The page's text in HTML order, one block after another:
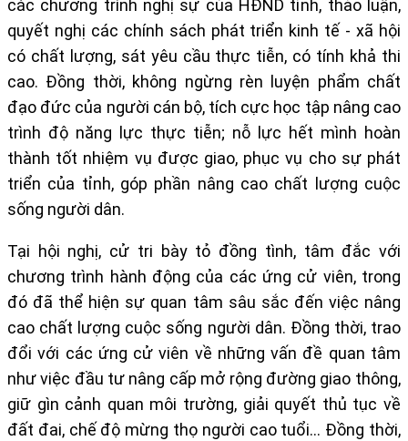
các chương trình nghị sự của HĐND tỉnh, thảo luận,
quyết nghị các chính sách phát triển kinh tế - xã hội
có chất lượng, sát yêu cầu thực tiễn, có tính khả thi
cao. Đồng thời, không ngừng rèn luyện phẩm chất
đạo đức của người cán bộ, tích cực học tập nâng cao
trình độ năng lực thực tiễn; nỗ lực hết mình hoàn
thành tốt nhiệm vụ được giao, phục vụ cho sự phát
triển của tỉnh, góp phần nâng cao chất lượng cuộc
sống người dân.
Tại hội nghị, cử tri bày tỏ đồng tình, tâm đắc với
chương trình hành động của các ứng cử viên, trong
đó đã thể hiện sự quan tâm sâu sắc đến việc nâng
cao chất lượng cuộc sống người dân. Đồng thời, trao
đổi với các ứng cử viên về những vấn đề quan tâm
như việc đầu tư nâng cấp mở rộng đường giao thông,
giữ gìn cảnh quan môi trường, giải quyết thủ tục về
đất đai, chế độ mừng thọ người cao tuổi… Đồng thời,